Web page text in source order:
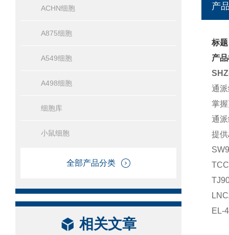
ACHN细胞
A875细胞
A549细胞
A498细胞
细胞库
小鼠细胞
全部产品分类
相关文章
产
标
产
通
掌
通
提
EL-